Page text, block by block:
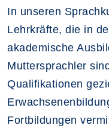
In unseren
Lehrkräfte, die in
akademische
Muttersprachler
Qualifikationen
Fortbildungen